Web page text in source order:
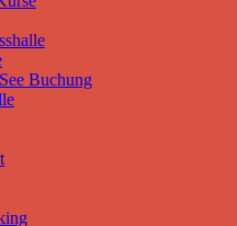
Buchung